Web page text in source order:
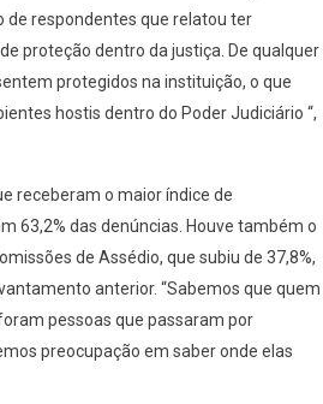
de respondentes que relatou ter
proteção dentro da justiça. De qualquer
protegidos na instituição, o que
hostis dentro do Poder Judiciário “,
receberam o maior índice de
63,2% das denúncias. Houve também o
de Assédio, que subiu de 37,8%,
anterior. “Sabemos que quem
pessoas que passaram por
preocupação em saber onde elas